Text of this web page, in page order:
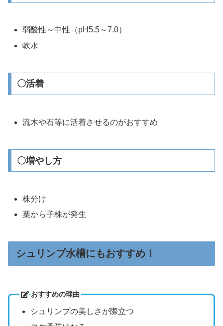
弱酸性～中性（pH5.5～7.0）
軟水
〇活着
流木や石等に活着させるのがおすすめ
〇増やし方
株分け
葉から子株が発生
シュリンプ水槽にもおすすめ！
おすすめの理由
シュリンプの美しさが際立つ